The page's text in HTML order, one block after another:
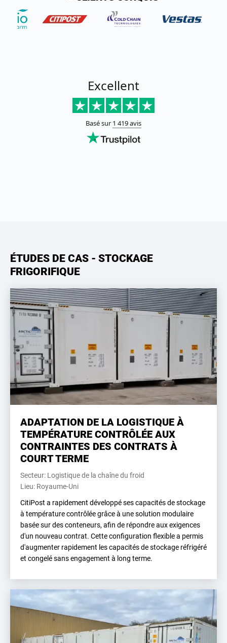
ÉTUDES DE CAS - STOCKAGE
FRIGORIFIQUE
ADAPTATION DE LA LOGISTIQUE À
TEMPÉRATURE CONTRÔLÉE AUX
CONTRAINTES DES CONTRATS À
COURT TERME
Secteur: Logistique de la chaîne du froid
Lieu: Royaume-Uni
CitiPost a rapidement développé ses capacités de stockage
à température contrôlée grâce à une solution modulaire
basée sur des conteneurs, afin de répondre aux exigences
d'un nouveau contrat. Cette configuration flexible a permis
d'augmenter rapidement les capacités de stockage réfrigéré
et congelé sans engagement à long terme.